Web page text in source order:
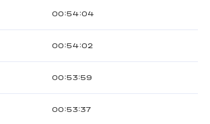
00:54:04
00:54:02
00:53:59
00:53:37